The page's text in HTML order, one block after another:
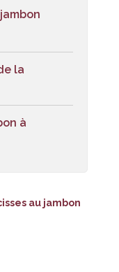
la
à
au jambon